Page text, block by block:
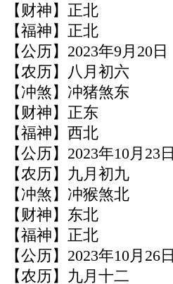
【财神】正北
【福神】正北
【公历】2023年9月20日
【农历】八月初六
【冲煞】冲猪煞东
【财神】正东
【福神】西北
【公历】2023年10月23日
【农历】九月初九
【冲煞】冲猴煞北
【财神】东北
【福神】正北
【公历】2023年10月26日
【农历】九月十二